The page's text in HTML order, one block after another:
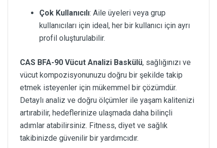
Çok Kullanıcılı: Aile üyeleri veya grup
kullanıcıları için ideal, her bir kullanıcı için ayrı
profil oluşturulabilir.
CAS BFA-90 Vücut Analizi Baskülü, sağlığınızı ve
vücut kompozisyonunuzu doğru bir şekilde takip
etmek isteyenler için mükemmel bir çözümdür.
Detaylı analiz ve doğru ölçümler ile yaşam kalitenizi
artırabilir, hedeflerinize ulaşmada daha bilinçli
adımlar atabilirsiniz. Fitness, diyet ve sağlık
takibinizde güvenilir bir yardımcıdır.